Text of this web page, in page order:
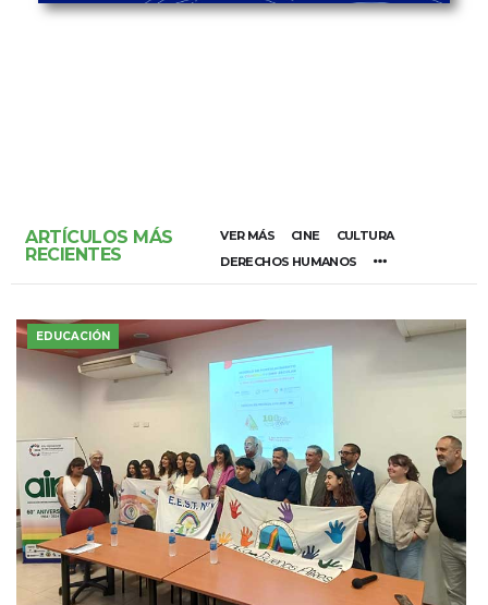
ARTÍCULOS MÁS
RECIENTES
VER MÁS CINE
CULTURA
DERECHOS HUMANOS
EDUCACIÓN